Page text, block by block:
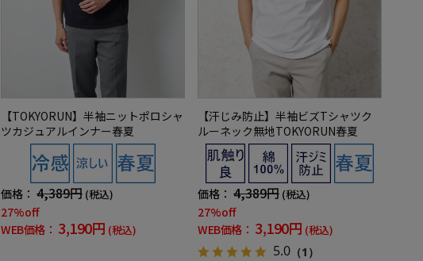
【TOKYORUN】半袖ニットポロシャ
ツカジュアルインナー春夏
価格： 4,389円 (税込)
27%off
WEB価格： 3,190円 (税込)
【汗じみ防止】半袖ビズTシャツク
ルーネック無地TOKYORUN春夏
価格： 4,389円 (税込)
27%off
WEB価格： 3,190円 (税込)
5.0 （1）